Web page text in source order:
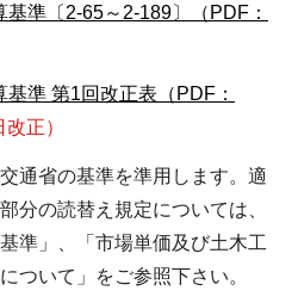
準〔2-65～2-189〕（PDF：
準 第1回改正表（PDF：
正）
通省の基準を準用します。適
分の読替え規定については、
準」、「市場単価及び土木工
ついて」をご参照下さい。